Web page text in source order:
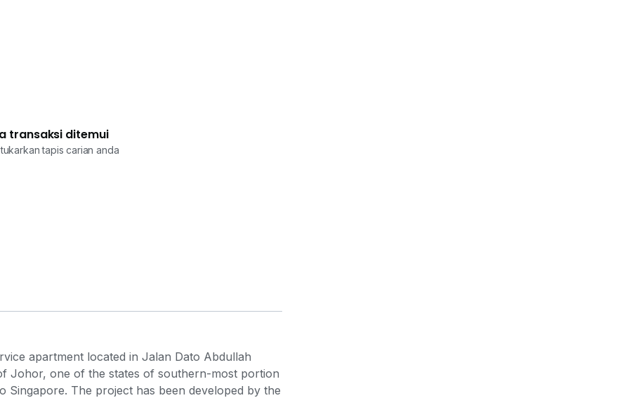
transaksi ditemui
tapis carian anda
apartment located in Jalan Dato Abdullah
Johor, one of the states of southern-most portion
Singapore. The project has been developed by the